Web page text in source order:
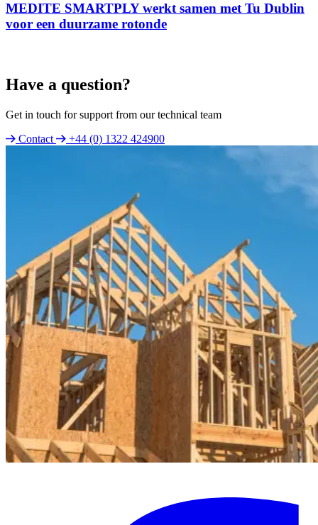
MEDITE SMARTPLY werkt samen met Tu Dublin
voor een duurzame rotonde
Have a question?
Get in touch for support from our technical team
Contact
+44 (0) 1322 424900